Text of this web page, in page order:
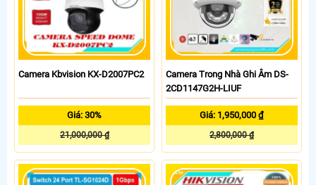
Camera Kbvision KX-D2007PC2
Giá: 30%
21,000,000 ₫
Camera Trong Nhà Ghi Âm DS-
2CD1147G2H-LIUF
Giá: 1,950,000 ₫
2,800,000 ₫